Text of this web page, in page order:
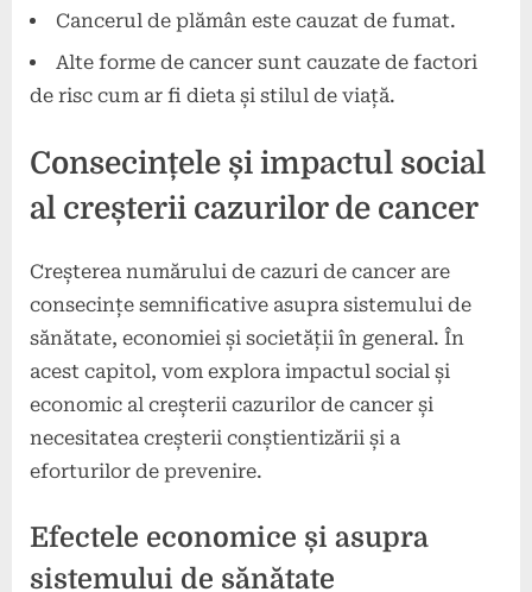
Cancerul de plămân este cauzat de fumat.
Alte forme de cancer sunt cauzate de factori
de risc cum ar fi dieta și stilul de viață.
Consecințele și impactul social
al creșterii cazurilor de cancer
Creșterea numărului de cazuri de cancer are
consecințe semnificative asupra sistemului de
sănătate, economiei și societății în general. În
acest capitol, vom explora impactul social și
economic al creșterii cazurilor de cancer și
necesitatea creșterii conștientizării și a
eforturilor de prevenire.
Efectele economice și asupra
sistemului de sănătate